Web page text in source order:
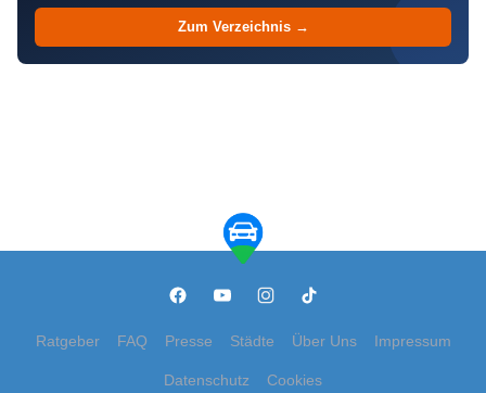
Zum Verzeichnis →
Ratgeber FAQ Presse Städte Über Uns Impressum
Datenschutz Cookies